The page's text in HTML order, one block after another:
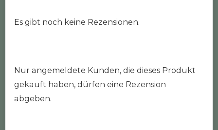
Es gibt noch keine Rezensionen.
Nur angemeldete Kunden, die dieses Produkt
gekauft haben, dürfen eine Rezension
abgeben.